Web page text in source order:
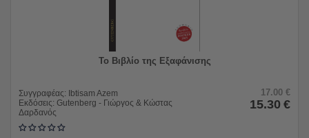
Το Βιβλίο της Εξαφάνισης
Συγγραφέας:
Ibtisam Azem
Εκδόσεις: Gutenberg - Γιώργος & Κώστας
Δαρδανός
17.00 €
15.30 €